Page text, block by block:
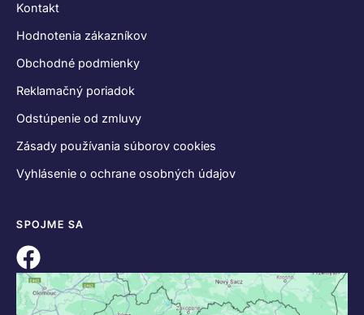
Kontakt
Hodnotenia zákazníkov
Obchodné podmienky
Reklamačný poriadok
Odstúpenie od zmluvy
Zásady používania súborov cookies
Vyhlásenie o ochrane osobných údajov
SPOJME SA